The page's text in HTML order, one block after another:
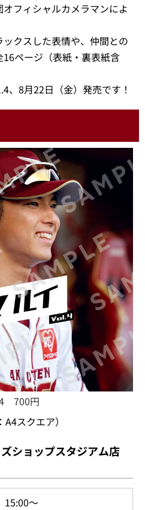
フィシャルカメラマンによ
クスした表情や、仲間との
ページ（表紙・裏表紙含
、8月22日（金）発売です！
700円
A4スクエア）
ショップスタジアム店
15:00～